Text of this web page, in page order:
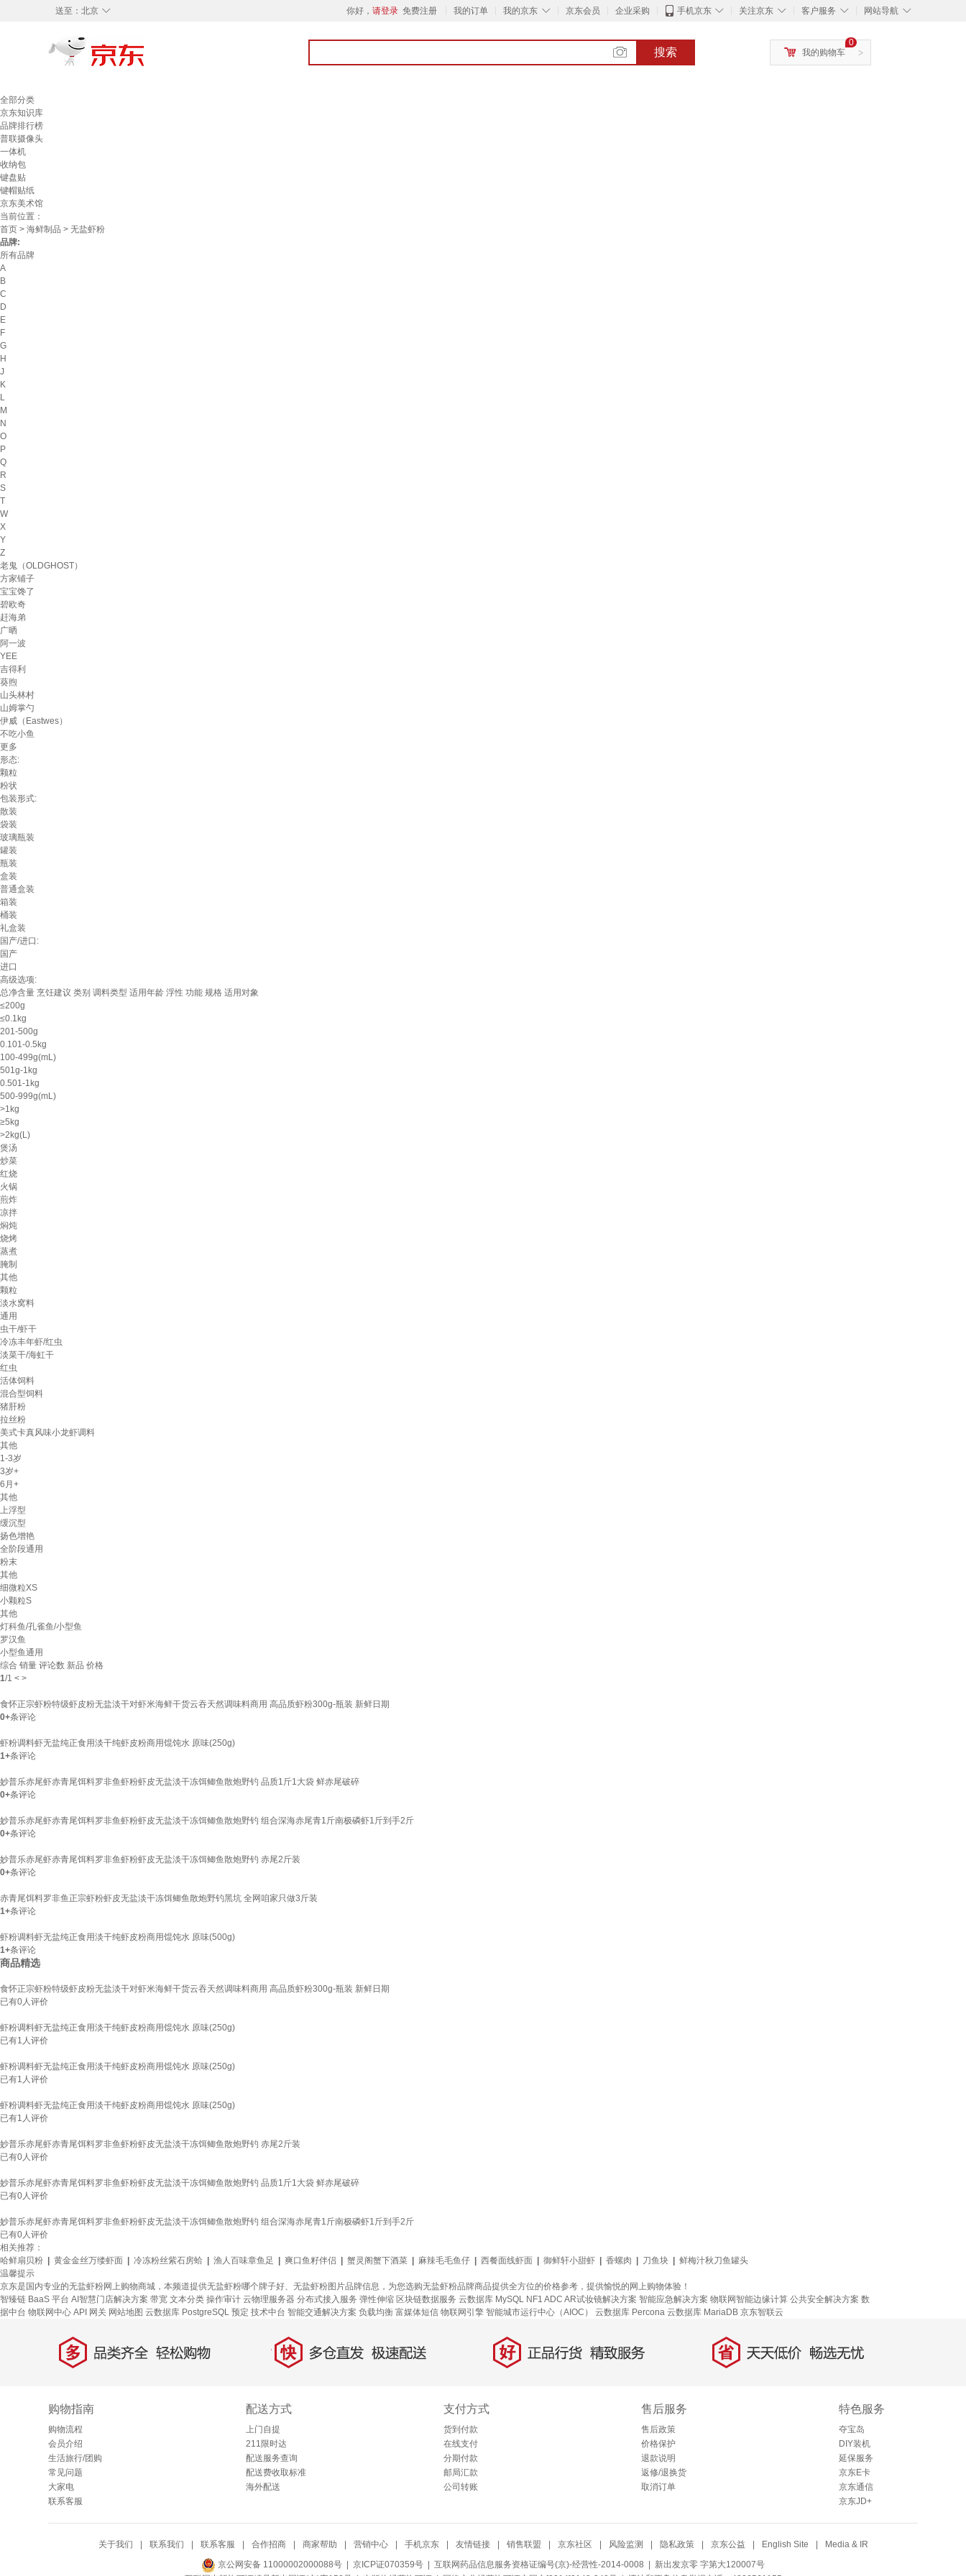
◇
送至： 北京 你好， 请登录 免费注册 我的订单 ◇
我的京东 京东会员 企业采购 ◇
手机京东 ◇
关注京东 ◇
客户服务 ◇
网站导航
搜索 >
0
我的购物车
全部分类
京东知识库
品牌排行榜
普联摄像头
一体机
收纳包
键盘贴
键帽贴纸
京东美术馆
当前位置：
首页 > 海鲜制品 > 无盐虾粉
品牌:
所有品牌
A
B
C
D
E
F
G
H
J
K
L
M
N
O
P
Q
R
S
T
W
X
Y
Z
老鬼（OLDGHOST）
方家铺子
宝宝馋了
碧欧奇
赶海弟
广晒
阿一波
YEE
吉得利
葵煦
山头林村
山姆掌勺
伊威（Eastwes）
不吃小鱼
更多
形态:
颗粒
粉状
包装形式:
散装
袋装
玻璃瓶装
罐装
瓶装
盒装
普通盒装
箱装
桶装
礼盒装
国产/进口:
国产
进口
高级选项:
总净含量 烹饪建议 类别 调料类型 适用年龄 浮性 功能 规格 适用对象
≤200g
≤0.1kg
201-500g
0.101-0.5kg
100-499g(mL)
501g-1kg
0.501-1kg
500-999g(mL)
>1kg
≥5kg
>2kg(L)
煲汤
炒菜
红烧
火锅
煎炸
凉拌
焖炖
烧烤
蒸煮
腌制
其他
颗粒
淡水窝料
通用
虫干/虾干
冷冻丰年虾/红虫
淡菜干/海虹干
红虫
活体饲料
混合型饲料
猪肝粉
拉丝粉
美式卡真风味小龙虾调料
其他
1-3岁
3岁+
6月+
其他
上浮型
缓沉型
扬色增艳
全阶段通用
粉末
其他
细微粒XS
小颗粒S
其他
灯科鱼/孔雀鱼/小型鱼
罗汉鱼
小型鱼通用
综合 销量 评论数 新品 价格
1/1 < >
食怀正宗虾粉特级虾皮粉无盐淡干对虾米海鲜干货云吞天然调味料商用 高品质虾粉300g-瓶装 新鲜日期
0+条评论
虾粉调料虾无盐纯正食用淡干纯虾皮粉商用馄饨水 原味(250g)
1+条评论
妙普乐赤尾虾赤青尾饵料罗非鱼虾粉虾皮无盐淡干冻饵鲫鱼散炮野钓 品质1斤1大袋 鲜赤尾破碎
0+条评论
妙普乐赤尾虾赤青尾饵料罗非鱼虾粉虾皮无盐淡干冻饵鲫鱼散炮野钓 组合深海赤尾青1斤南极磷虾1斤到手2斤
0+条评论
妙普乐赤尾虾赤青尾饵料罗非鱼虾粉虾皮无盐淡干冻饵鲫鱼散炮野钓 赤尾2斤装
0+条评论
赤青尾饵料罗非鱼正宗虾粉虾皮无盐淡干冻饵鲫鱼散炮野钓黑坑 全网咱家只做3斤装
1+条评论
虾粉调料虾无盐纯正食用淡干纯虾皮粉商用馄饨水 原味(500g)
1+条评论
商品精选
食怀正宗虾粉特级虾皮粉无盐淡干对虾米海鲜干货云吞天然调味料商用 高品质虾粉300g-瓶装 新鲜日期
已有0人评价
虾粉调料虾无盐纯正食用淡干纯虾皮粉商用馄饨水 原味(250g)
已有1 人评价
虾粉调料虾无盐纯正食用淡干纯虾皮粉商用馄饨水 原味(250g)
已有1 人评价
虾粉调料虾无盐纯正食用淡干纯虾皮粉商用馄饨水 原味(250g)
已有1 人评价
妙普乐赤尾虾赤青尾饵料罗非鱼虾粉虾皮无盐淡干冻饵鲫鱼散炮野钓 赤尾2斤装
已有0人评价
妙普乐赤尾虾赤青尾饵料罗非鱼虾粉虾皮无盐淡干冻饵鲫鱼散炮野钓 品质1斤1大袋 鲜赤尾破碎
已有0人评价
妙普乐赤尾虾赤青尾饵料罗非鱼虾粉虾皮无盐淡干冻饵鲫鱼散炮野钓 组合深海赤尾青1斤南极磷虾1斤到手2斤
已有0人评价
相关推荐：
哈鲜扇贝粉
黄金金丝万缕虾面 冷冻粉丝紫石房蛤 渔人百味章鱼足 爽口鱼籽伴侣 蟹灵阁蟹下酒菜 麻辣毛毛鱼仔 西餐面线虾面 御鲜轩小甜虾 香螺肉 刀鱼块
鲜梅汁秋刀鱼罐头
温馨提示
京东是国内专业的无盐虾粉网上购物商城，本频道提供无盐虾粉哪个牌子好、无盐虾粉图片品牌信息，为您选购无盐虾粉品牌商品提供全方位的价格参考，提供愉悦的网上购物体验！
智臻链 BaaS 平台 AI智慧门店解决方案 带宽 文本分类 操作审计 云物理服务器 分布式接入服务 弹性伸缩 区块链数据服务 云数据库 MySQL NF1 ADC AR试妆镜解决方案 智能应急解决方案 物联网智能边缘计算 公共安全解决方案 数
据中台 物联网中心 API 网关 网站地图 云数据库 PostgreSQL 预定 技术中台 智能交通解决方案 负载均衡 富媒体短信 物联网引擎 智能城市运行中心（AIOC） 云数据库 Percona 云数据库 MariaDB 京东智联云
多 品类齐全，轻松购物 快 多仓直发，极速配送 好 正品行货，精致服务 省 天天低价，畅选无忧
购物指南
购物流程
会员介绍
生活旅行/团购
常见问题
大家电
联系客服
配送方式
上门自提
211限时达
配送服务查询
配送费收取标准
海外配送
支付方式
货到付款
在线支付
分期付款
邮局汇款
公司转账
售后服务
售后政策
价格保护
退款说明
返修/退换货
取消订单
特色服务
夺宝岛
DIY装机
延保服务
京东E卡
京东通信
京东JD+
关于我们 联系我们 联系客服 合作招商 商家帮助 营销中心 手机京东 友情链接 销售联盟 京东社区 风险监测 隐私政策 京东公益 English Site Media & IR
京公网安备 11000002000088号 | 京ICP证070359号 | 互联网药品信息服务资格证编号(京)-经营性-2014-0008 | 新出发京零 字第大120007号